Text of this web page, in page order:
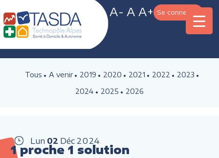
A- A A+ Se connecter
Tous A venir 2019 2020 2021 2022
2023
2024
2025 2026
Lun 02 Déc 2024
1 proche 1 solution